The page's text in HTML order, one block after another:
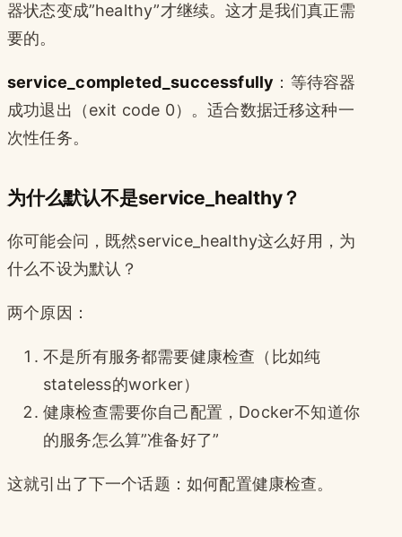
器状态变成”healthy”才继续。这才是我们真正需
要的。
service_completed_successfully ：等待容器
成功退出（exit code 0）。适合数据迁移这种一
次性任务。
为什么默认不是service_healthy？
你可能会问，既然service_healthy这么好用，为
什么不设为默认？
两个原因：
不是所有服务都需要健康检查（比如纯
stateless的worker）
健康检查需要你自己配置，Docker不知道你
的服务怎么算”准备好了”
这就引出了下一个话题：如何配置健康检查。